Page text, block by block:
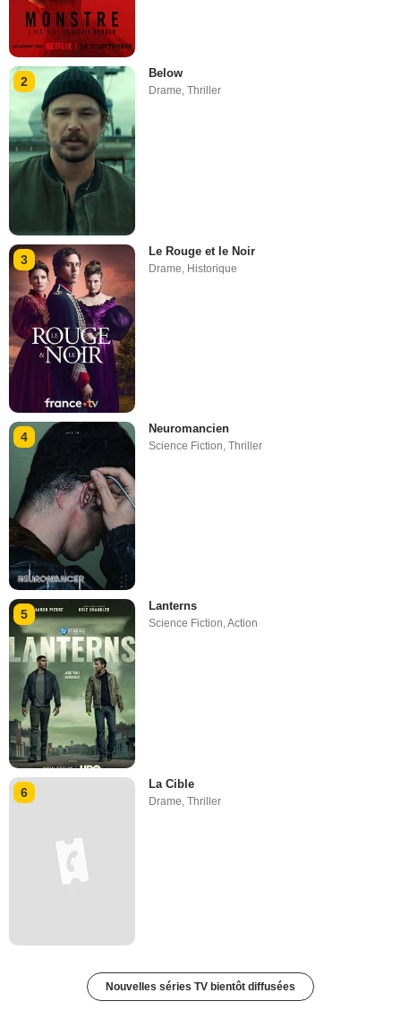
2
Below
Drame,Thriller
3
Le Rouge et le Noir
Drame Historique
4
Neuromancien
Science Fiction,Thriller
5
Lanterns
Science Fiction,Action
6
La Cible
Drame ,Thriller
Nouvelles séries TV bientôt diffusées